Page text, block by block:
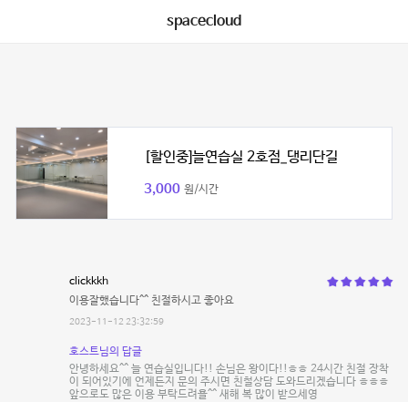
spacecloud
[할인중]늘연습실 2호점_댕리단길
3,000 원/시간
clickkkh
이용잘했습니다^^ 친절하시고 좋아요
2023-11-12 23:32:59
호스트님의 답글
안녕하세요^^ 늘 연습실입니다!! 손님은 왕이다!!ㅎㅎ 24시간 친절 장착
이 되어있기에 언제든지 문의 주시면 친철상담 도와드리겠습니다 ㅎㅎㅎ
앞으로도 많은 이용 부탁드려욜^^ 새해 복 많이 받으세영